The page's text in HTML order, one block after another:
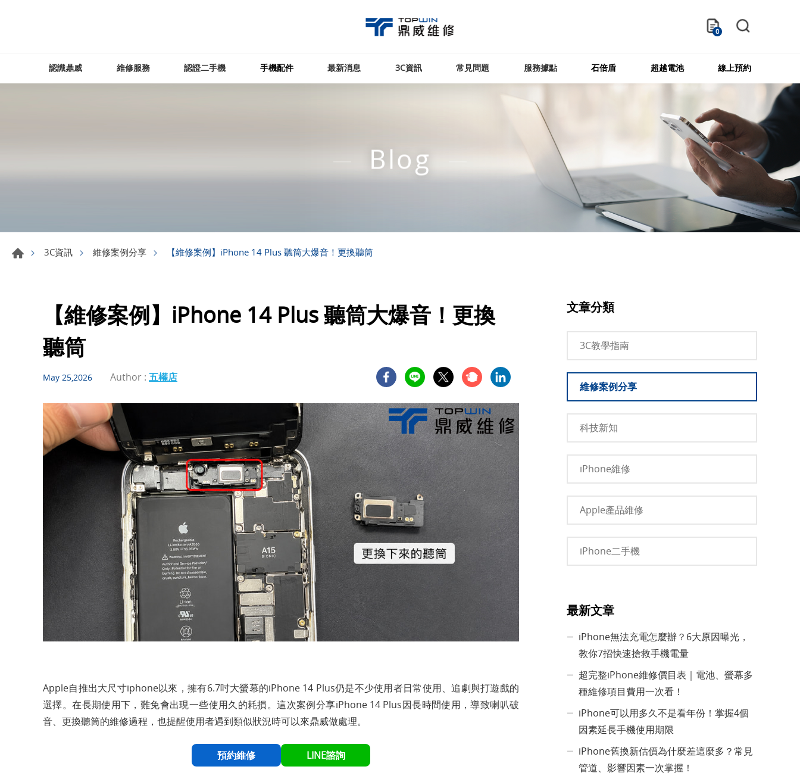
0
認識鼎威 維修服務 認證二手機 手機配件 最新消息 3C資訊 常見問題 服務據點 石倍盾 超越電池 線上預約
Blog
3C資訊 維修案例分享 【維修案例】iPhone 14 Plus 聽筒大爆音！更換聽筒
【維修案例】iPhone 14 Plus 聽筒大爆音！更換
聽筒
May 25,2026 Author : 五權店
Apple自推出大尺寸iphone以來，擁有6.7吋大螢幕的iPhone 14 Plus仍是不少使用者日常使用、追劇與打遊戲的
選擇。在長期使用下，難免會出現一些使用久的耗損。這次案例分享iPhone 14 Plus因長時間使用，導致喇叭破
音、更換聽筒的維修過程，也提醒使用者遇到類似狀況時可以來鼎威做處理。
預約維修 LINE諮詢
文章分類
3C教學指南
維修案例分享
科技新知
iPhone維修
Apple產品維修
iPhone二手機
最新文章
iPhone無法充電怎麼辦？6大原因曝光，
教你7招快速搶救手機電量
超完整iPhone維修價目表｜電池、螢幕多
種維修項目費用一次看！
iPhone可以用多久不是看年份！掌握4個
因素延長手機使用期限
iPhone舊換新估價為什麼差這麼多？常見
管道、影響因素一次掌握！